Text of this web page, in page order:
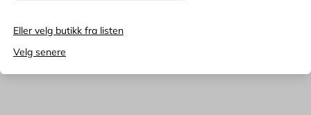
Eller velg butikk fra listen
Velg senere